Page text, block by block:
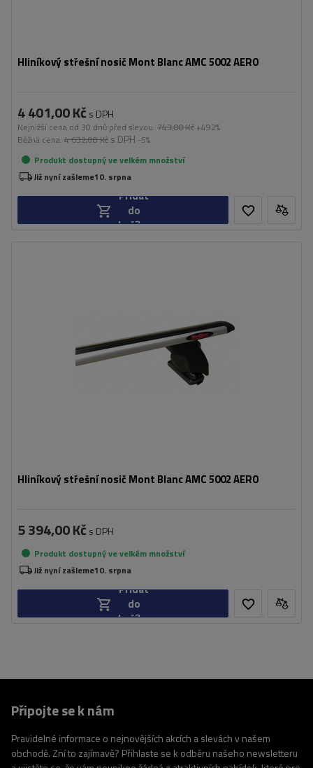
Hliníkový střešní nosič Mont Blanc AMC 5002 AERO
4 401,00 Kč s DPH
Nejnižší cena od 30 dnů před slevou: 743,00 Kč +492%
Běžná cena: 4 632,00 Kč s DPH -5%
Produkt dostupný ve velkém množství
Již nyní zašleme10. srpna
Přidat
do
košíku
Hliníkový střešní nosič Mont Blanc AMC 5002 AERO
5 394,00 Kč s DPH
Produkt dostupný ve velkém množství
Již nyní zašleme10. srpna
Přidat
do
košíku
Připojte se k nám
Pravidelné informace o nejnovějších akcích a slevách v našem
obchodě. Zní to zajímavě? Přihlaste se k odběru našeho newsletteru